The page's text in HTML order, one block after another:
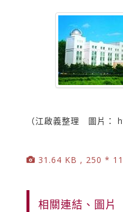
（江啟義整理 圖片：
31.64 KB , 250 *
相關連結、圖片